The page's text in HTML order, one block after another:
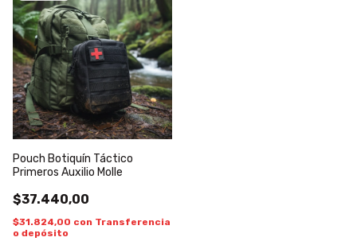
Pouch Botiquín Táctico
Primeros Auxilio Molle
$37.440,00
$31.824,00 con Transferencia
o depósito